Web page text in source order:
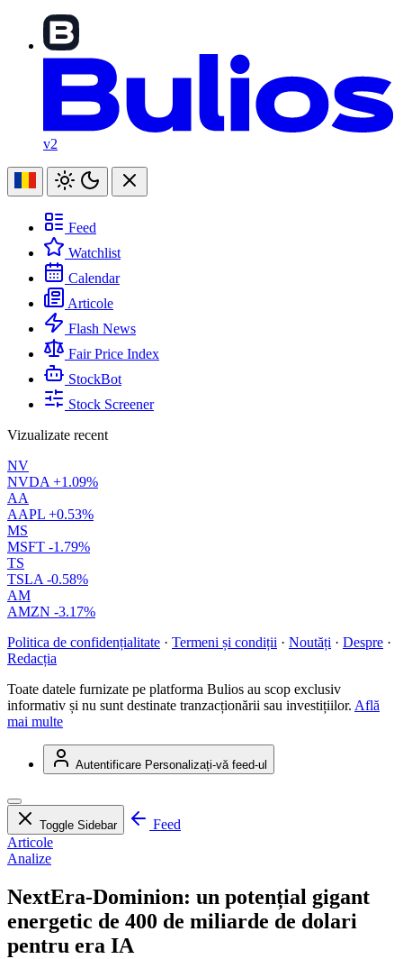
v2
Feed
Watchlist
Calendar
Articole
Flash News
Fair Price Index
StockBot
Stock Screener
Vizualizate recent
NV
NVDA +1.09%
AA
AAPL +0.53%
MS
MSFT -1.79%
TS
TSLA -0.58%
AM
AMZN -3.17%
Politica de confidențialitate · Termeni și condiții · Noutăți · Despre ·
Redacția
Toate datele furnizate pe platforma Bulios au scop exclusiv
informativ și nu sunt destinate tranzacționării sau investițiilor. Află
mai multe
Autentificare Personalizați-vă feed-ul
Toggle Sidebar
Feed
Articole
Analize
NextEra-Dominion: un potențial gigant
energetic de 400 de miliarde de dolari
pentru era IA